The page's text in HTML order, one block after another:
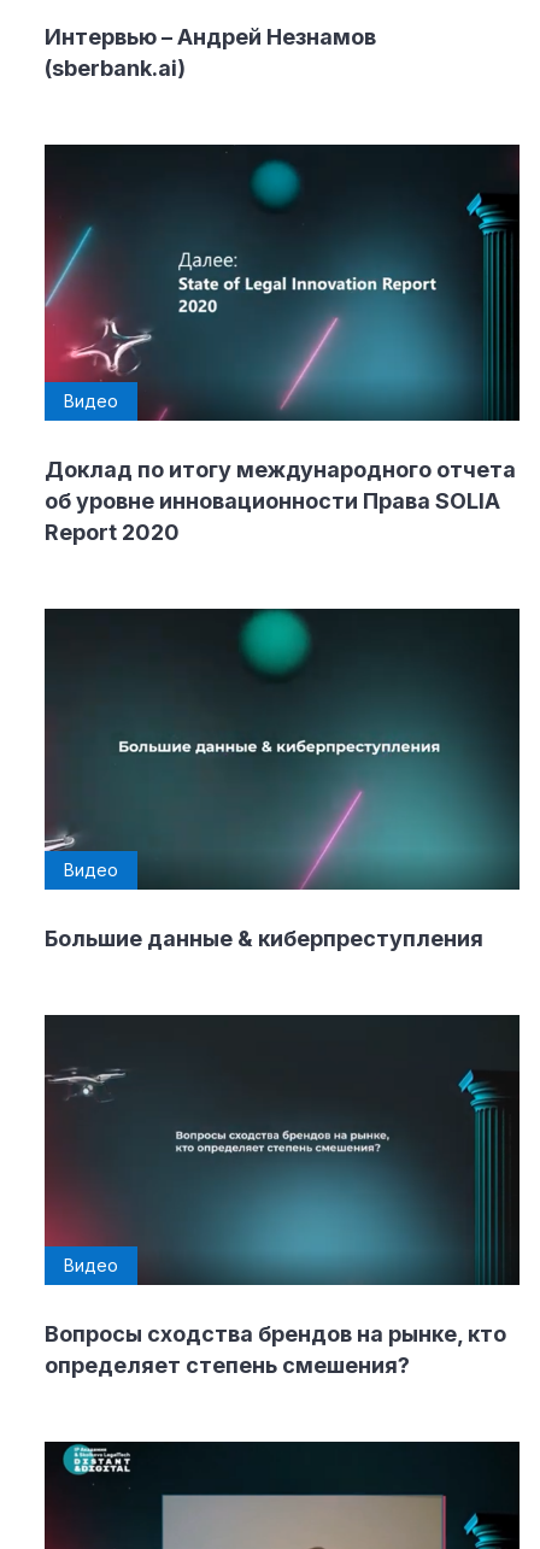
Интервью – Андрей Незнамов
(sberbank.ai)
Видео
Доклад по итогу международного отчета
об уровне инновационности Права SOLIA
Report 2020
Видео
Большие данные & киберпреступления
Видео
Вопросы сходства брендов на рынке, кто
определяет степень смешения?